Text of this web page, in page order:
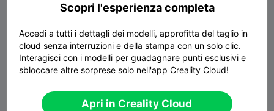
Scopri l'esperienza completa
Accedi a tutti i dettagli dei modelli, approfitta del taglio in
cloud senza interruzioni e della stampa con un solo clic.
Interagisci con i modelli per guadagnare punti esclusivi e
sbloccare altre sorprese solo nell'app Creality Cloud!
Apri in Creality Cloud